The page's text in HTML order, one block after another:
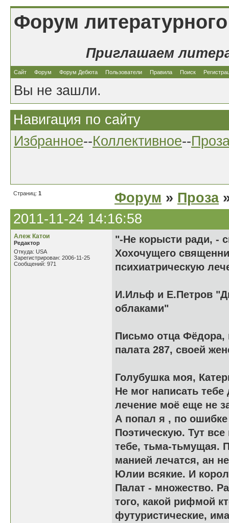
Форум
Приглашаем
Сайт Форум Форум Дебюта Пользователи Правила Поиск
Вы не зашли.
Навигация по сайту
Избранное--Коллективное--
Страниц: 1 Форум » Проза
2011-11-24 14:16:58
Алеж Катои
Редактор
Откуда: USA
Зарегистрирован: 2006-11-25
Сообщений: 971
"-Не корысти ради, -
Хохочущего
психиатрическую
И.Ильф и Е.Петров
облаками"
Письмо отца Фёдора,
палата 287, своей
Голубушка моя,
Не мог написать
лечение моё еще не
А попал я , по
Поэтическую. Тут
тебе, тьма-тьмущая.
манией лечатся, ан
Юлии всякие. И
Палат - множество.
того, какой рифмой
футуристические,